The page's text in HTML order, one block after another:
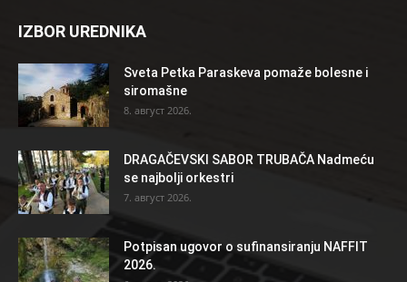
IZBOR UREDNIKA
Sveta Petka Paraskeva pomaže bolesne i
siromašne
8. август 2026.
DRAGAČEVSKI SABOR TRUBAČA Nadmeću
se najbolji orkestri
7. август 2026.
Potpisan ugovor o sufinansiranju NAFFIT
2026.